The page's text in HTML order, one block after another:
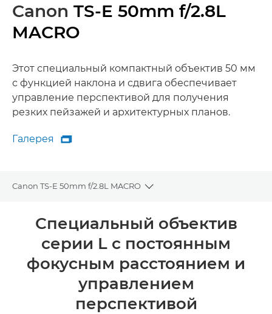
Canon TS-E 50mm f/2.8L
MACRO
Этот специальный компактный объектив 50 мм
с функцией наклона и сдвига обеспечивает
управление перспективой для получения
резких пейзажей и архитектурных планов.
Галерея
Галерея

Canon TS-E 50mm f/2.8L MACRO
Toggle breadcrumbs
Общая информация
Технические характеристики
Специальный объектив
серии L с постоянным
фокусным расстоянием и
управлением
перспективой